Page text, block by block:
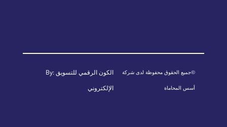
By:الكون الرقمي للتسويق
الإلكتروني
©جميع الحقوق محفوظة لدى شركة
أسس المحاماة